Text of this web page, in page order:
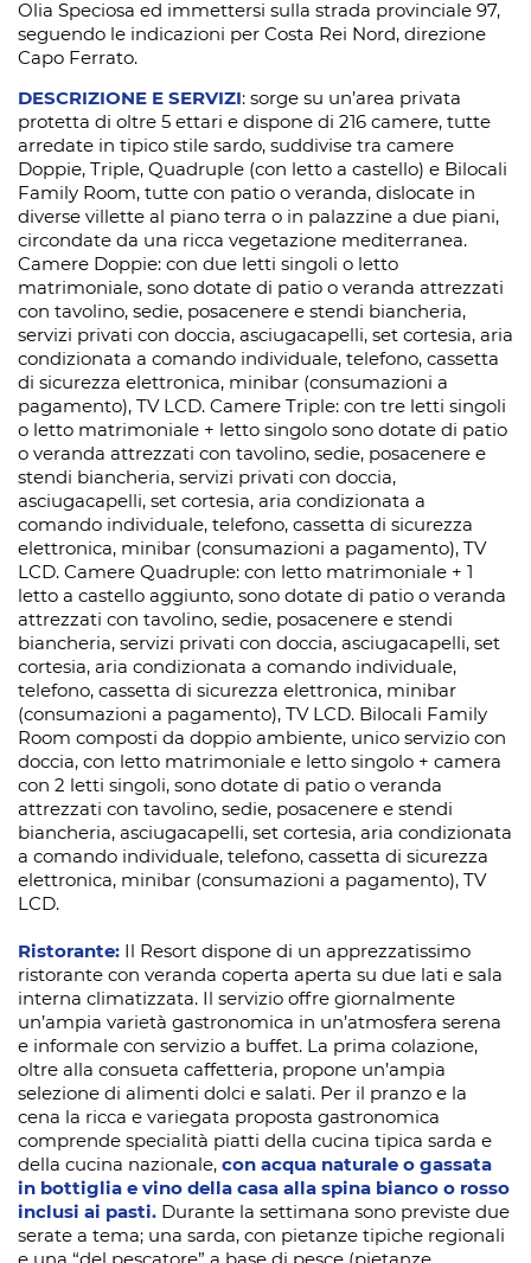
Olia Speciosa ed immettersi sulla strada provinciale 97,
seguendo le indicazioni per Costa Rei Nord, direzione
Capo Ferrato.
DESCRIZIONE E SERVIZI : sorge su un’area privata
protetta di oltre 5 ettari e dispone di 216 camere, tutte
arredate in tipico stile sardo, suddivise tra camere
Doppie, Triple, Quadruple (con letto a castello) e Bilocali
Family Room, tutte con patio o veranda, dislocate in
diverse villette al piano terra o in palazzine a due piani,
circondate da una ricca vegetazione mediterranea.
Camere Doppie: con due letti singoli o letto
matrimoniale, sono dotate di patio o veranda attrezzati
con tavolino, sedie, posacenere e stendi biancheria,
servizi privati con doccia, asciugacapelli, set cortesia, aria
condizionata a comando individuale, telefono, cassetta
di sicurezza elettronica, minibar (consumazioni a
pagamento), TV LCD. Camere Triple: con tre letti singoli
o letto matrimoniale + letto singolo sono dotate di patio
o veranda attrezzati con tavolino, sedie, posacenere e
stendi biancheria, servizi privati con doccia,
asciugacapelli, set cortesia, aria condizionata a
comando individuale, telefono, cassetta di sicurezza
elettronica, minibar (consumazioni a pagamento), TV
LCD. Camere Quadruple: con letto matrimoniale + 1
letto a castello aggiunto, sono dotate di patio o veranda
attrezzati con tavolino, sedie, posacenere e stendi
biancheria, servizi privati con doccia, asciugacapelli, set
cortesia, aria condizionata a comando individuale,
telefono, cassetta di sicurezza elettronica, minibar
(consumazioni a pagamento), TV LCD. Bilocali Family
Room composti da doppio ambiente, unico servizio con
doccia, con letto matrimoniale e letto singolo + camera
con 2 letti singoli, sono dotate di patio o veranda
attrezzati con tavolino, sedie, posacenere e stendi
biancheria, asciugacapelli, set cortesia, aria condizionata
a comando individuale, telefono, cassetta di sicurezza
elettronica, minibar (consumazioni a pagamento), TV
LCD.
Ristorante: Il Resort dispone di un apprezzatissimo
ristorante con veranda coperta aperta su due lati e sala
interna climatizzata. Il servizio offre giornalmente
un’ampia varietà gastronomica in un’atmosfera serena
e informale con servizio a buffet. La prima colazione,
oltre alla consueta caffetteria, propone un’ampia
selezione di alimenti dolci e salati. Per il pranzo e la
cena la ricca e variegata proposta gastronomica
comprende specialità piatti della cucina tipica sarda e
della cucina nazionale, con acqua naturale o gassata
in bottiglia e vino della casa alla spina bianco o rosso
inclusi ai pasti. Durante la settimana sono previste due
serate a tema; una sarda, con pietanze tipiche regionali